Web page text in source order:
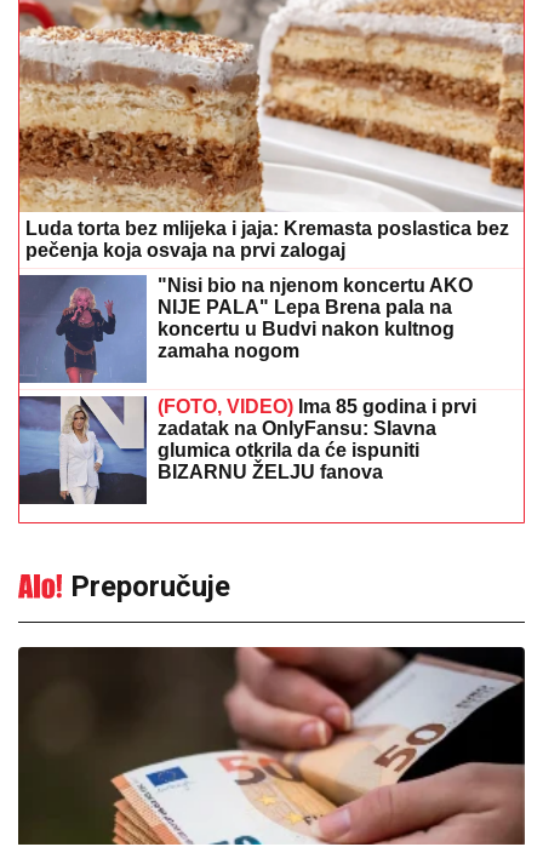
Luda torta bez mlijeka i jaja: Kremasta poslastica bez
pečenja koja osvaja na prvi zalogaj
"Nisi bio na njenom koncertu AKO
NIJE PALA" Lepa Brena pala na
koncertu u Budvi nakon kultnog
zamaha nogom
(FOTO, VIDEO) Ima 85 godina i prvi
zadatak na OnlyFansu: Slavna
glumica otkrila da će ispuniti
BIZARNU ŽELJU fanova
Preporučuje